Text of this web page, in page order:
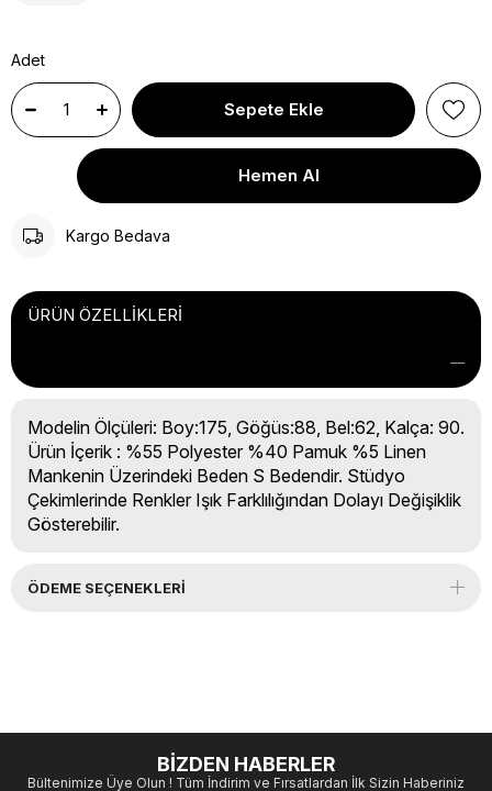
Adet
Kargo Bedava
ÜRÜN ÖZELLIKLERI
Modelin Ölçüleri: Boy:175, Göğüs:88, Bel:62, Kalça: 90.
Ürün İçerik : %55 Polyester %40 Pamuk %5 Linen
Mankenin Üzerindeki Beden S Bedendir. Stüdyo
Çekimlerinde Renkler Işık Farklılığından Dolayı Değişiklik
Gösterebilir.
ÖDEME SEÇENEKLERI
BİZDEN HABERLER
Bültenimize Üye Olun ! Tüm İndirim ve Fırsatlardan İlk Sizin Haberiniz